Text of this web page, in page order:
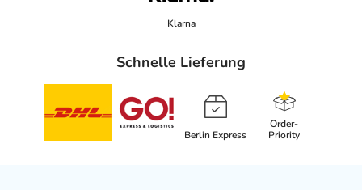
Klarna
Schnelle Lieferung
Berlin Express
Order-
Priority